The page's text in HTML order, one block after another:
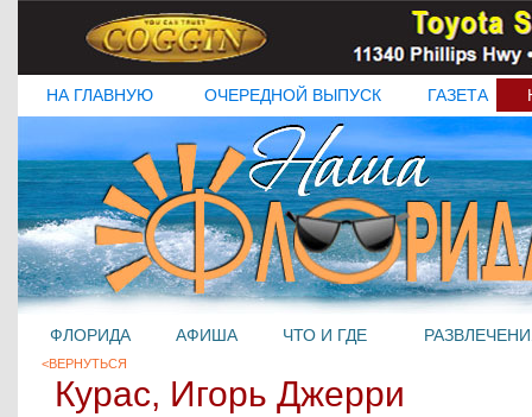
НА ГЛАВНУЮ ОЧЕРЕДНОЙ ВЫПУСК ГАЗЕТА
ФЛОРИДА АФИША ЧТО И ГДЕ
<ВЕРНУТЬСЯ
Курас, Игорь Джерри